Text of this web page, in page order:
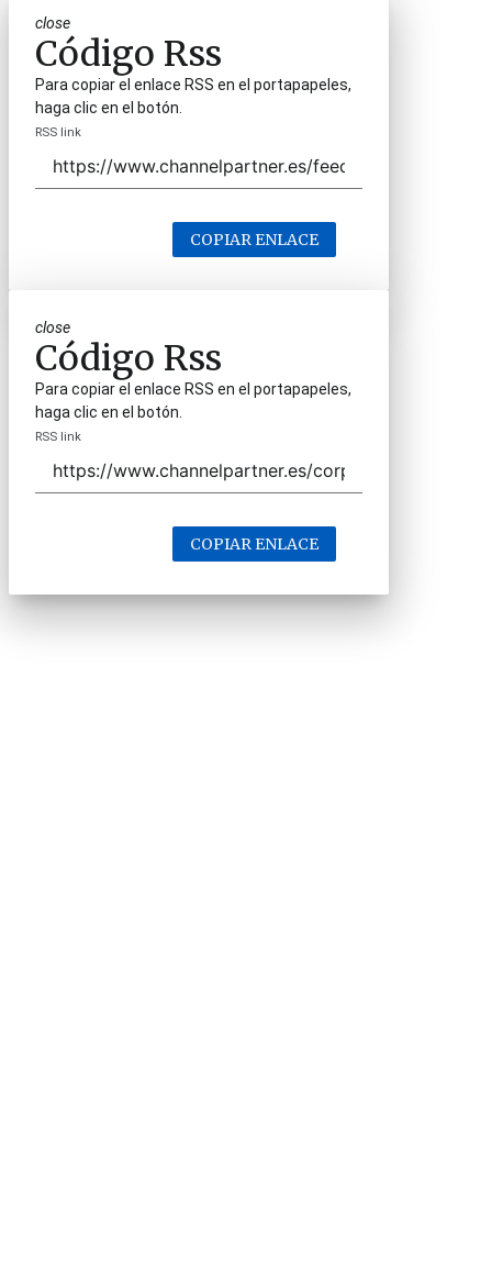
close
Código Rss
Para copiar el enlace RSS en el portapapeles,
haga clic en el botón.
RSS link
COPIAR ENLACE
close
Código Rss
Para copiar el enlace RSS en el portapapeles,
haga clic en el botón.
RSS link
COPIAR ENLACE